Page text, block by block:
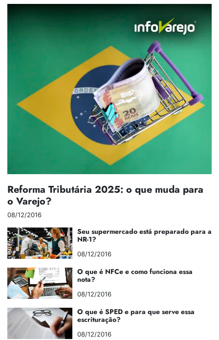
Reforma Tributária 2025: o que muda para
o Varejo?
08/12/2016
Seu supermercado está preparado para a
NR-1?
08/12/2016
O que é NFCe e como funciona essa
nota?
08/12/2016
O que é SPED e para que serve essa
escrituração?
08/12/2016